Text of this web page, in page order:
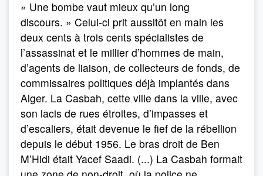
« Une bombe vaut mieux qu’un long
discours. » Celui-ci prit aussitôt en main les
deux cents à trois cents spécialistes de
l’assassinat et le millier d’hommes de main,
d’agents de liaison, de collecteurs de fonds, de
commissaires politiques déjà implantés dans
Alger. La Casbah, cette ville dans la ville, avec
son lacis de rues étroites, d’impasses et
d’escaliers, était devenue le fief de la rébellion
depuis le début 1956. Le bras droit de Ben
M’Hidi était Yacef Saadi. (...) La Casbah formait